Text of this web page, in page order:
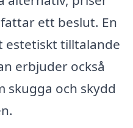
ett beslut. En
estetiskt tilltalande
erbjuder också
skugga och skydd